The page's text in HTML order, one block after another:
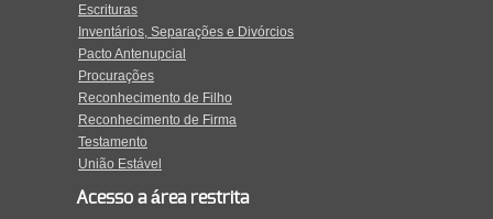
Escrituras
Inventários, Separações e Divórcios
Pacto Antenupcial
Procurações
Reconhecimento de Filho
Reconhecimento de Firma
Testamento
União Estável
Acesso a área restrita